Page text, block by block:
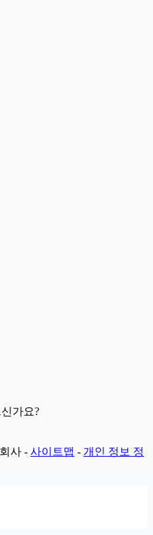
가요?
사 - 사이트맵 - 개인 정보 정